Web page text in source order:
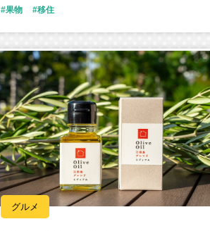
果物
移住
グルメ